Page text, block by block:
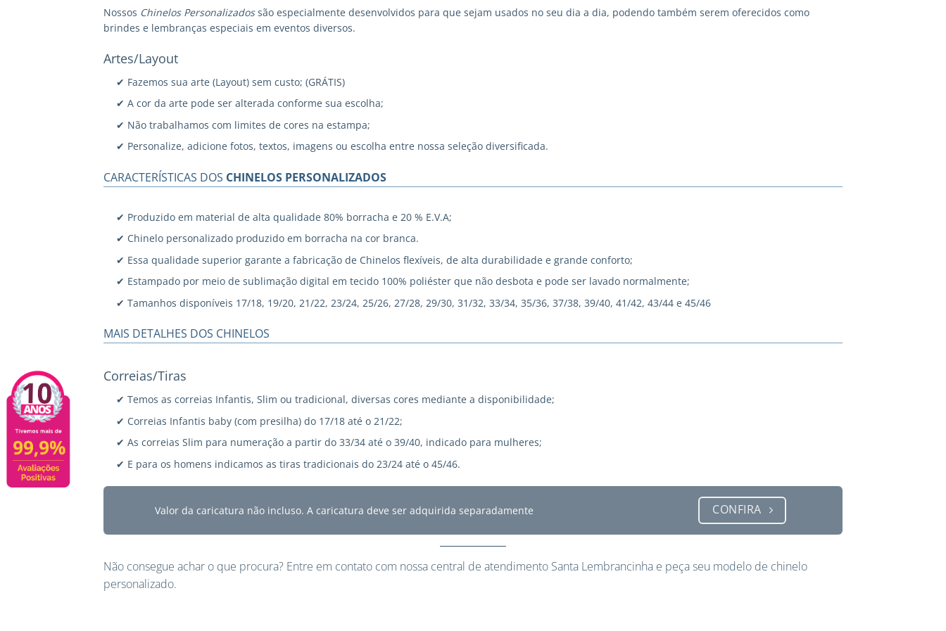
Nossos Chinelos Personalizadossão especialmente desenvolvidos para que sejam usados no seu dia a dia, podendo também serem oferecidos como
brindes e lembranças especiais em eventos diversos.
Artes/Layout
✔ Fazemos sua arte (Layout) sem custo; (GRÁTIS)
✔ A cor da arte pode ser alterada conforme sua escolha;
✔ Não trabalhamos com limites de cores na estampa;
✔ Personalize, adicione fotos, textos, imagens ou escolha entre nossa seleção diversificada.
CARACTERÍSTICAS DOS CHINELOS PERSONALIZADOS
✔ Produzido em material de alta qualidade 80% borracha e 20 % E.V.A;
✔ Chinelo personalizado produzido em borracha na cor branca.
✔ Essa qualidade superior garante a fabricação de Chinelos flexíveis, de alta durabilidade e grande conforto;
✔ Estampado por meio de sublimação digital em tecido 100% poliéster que não desbota e pode ser lavado normalmente;
✔ Tamanhos disponíveis 17/18, 19/20, 21/22, 23/24, 25/26, 27/28, 29/30, 31/32, 33/34, 35/36, 37/38, 39/40, 41/42, 43/44 e 45/46
MAIS DETALHES DOS CHINELOS
Correias/Tiras
✔ Temos as correias Infantis, Slim ou tradicional, diversas cores mediante a disponibilidade;
✔ Correias Infantis baby (com presilha) do 17/18 até o 21/22;
✔ As correias Slim para numeração a partir do 33/34 até o 39/40, indicado para mulheres;
✔ E para os homens indicamos as tiras tradicionais do 23/24 até o 45/46.
Valor da caricatura não incluso. A caricatura deve ser adquirida separadamente CONFIRA
Não consegue achar o que procura? Entre em contato com nossa central de atendimento Santa Lembrancinha e peça seu modelo de chinelo
personalizado.